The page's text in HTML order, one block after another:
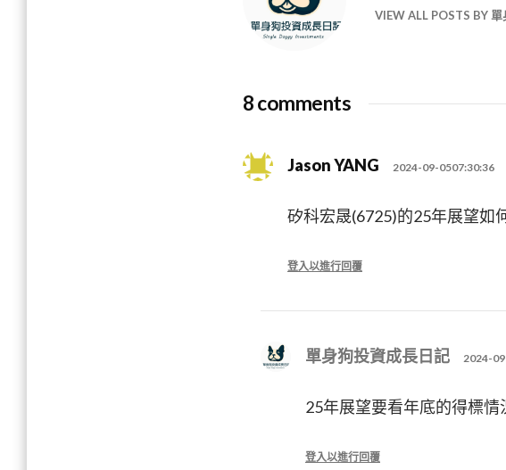
VIEW ALL POSTS BY
8 comments
Jason YANG 2024-09-0507:30:36
矽科宏晟(6725)的25年展望如
登入以進行回覆
單身狗投資成長日記 2024-
25年展望要看年底的得標情
登入以進行回覆